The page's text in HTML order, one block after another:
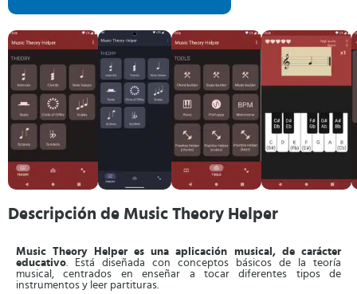
Descripción de Music Theory Helper
Music Theory Helper es una aplicación musical, de carácter
educativo. Está diseñada con conceptos básicos de la teoría
musical, centrados en enseñar a tocar diferentes tipos de
instrumentos y leer partituras.